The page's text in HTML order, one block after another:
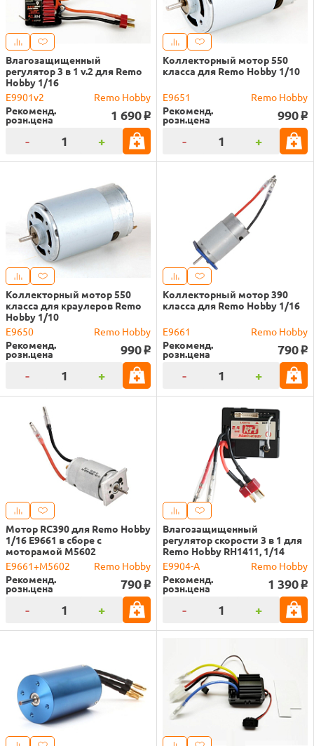
Влагозащищенный
регулятор 3 в 1 v.2 для Remo
Hobby 1/16
E9901v2
Remo Hobby
Рекоменд.
розн.цена 1 690 o
- +
Коллекторный мотор 550
класса для Remo Hobby 1/10
E9651
Remo Hobby
Рекоменд.
розн.цена 990 o
- +
Коллекторный мотор 550
класса для краулеров Remo
Hobby 1/10
E9650
Remo Hobby
Рекоменд.
розн.цена 990 o
- +
Коллекторный мотор 390
класса для Remo Hobby 1/16
E9661
Remo Hobby
Рекоменд.
розн.цена 790 o
- +
Мотор RC390 для Remo Hobby
1/16 E9661 в сборе с
моторамой M5602
E9661+M5602
Remo Hobby
Рекоменд.
розн.цена 790 o
- +
Влагозащищенный
регулятор скорости 3 в 1 для
Remo Hobby RH1411, 1/14
E9904-A
Remo Hobby
Рекоменд.
розн.цена 1 390 o
- +